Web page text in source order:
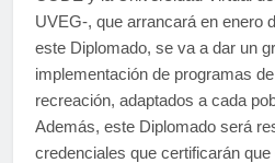
UVEG-, que arrancará en enero
este Diplomado, se va a dar un
implementación de programas
recreación, adaptados a cada
Además, este Diplomado será
credenciales que certificarán